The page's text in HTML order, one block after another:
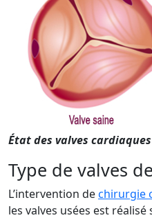
État des valves cardiaques
Type de valves
L’intervention dechirurgie
les valves usées est